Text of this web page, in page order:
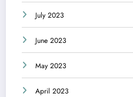
July 2023
June 2023
May 2023
April 2023